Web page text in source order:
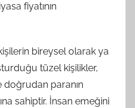
fiyatının
bireysel olarak ya
tüzel kişilikler,
doğrudan paranın
sahiptir. İnsan emeğini